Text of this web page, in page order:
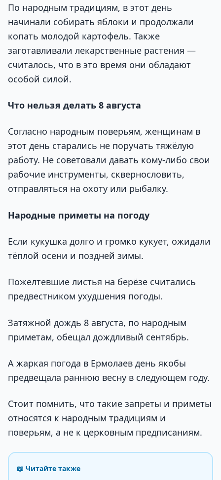
По народным традициям, в этот день
начинали собирать яблоки и продолжали
копать молодой картофель. Также
заготавливали лекарственные растения —
считалось, что в это время они обладают
особой силой.
Что нельзя делать 8 августа
Согласно народным поверьям, женщинам в
этот день старались не поручать тяжёлую
работу. Не советовали давать кому-либо свои
рабочие инструменты, сквернословить,
отправляться на охоту или рыбалку.
Народные приметы на погоду
Если кукушка долго и громко кукует, ожидали
тёплой осени и поздней зимы.
Пожелтевшие листья на берёзе считались
предвестником ухудшения погоды.
Затяжной дождь 8 августа, по народным
приметам, обещал дождливый сентябрь.
А жаркая погода в Ермолаев день якобы
предвещала раннюю весну в следующем году.
Стоит помнить, что такие запреты и приметы
относятся к народным традициям и
поверьям, а не к церковным предписаниям.
📖 Читайте также